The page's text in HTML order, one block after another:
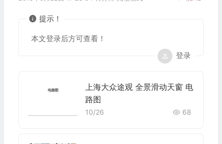
提示！
本文登录后方可查看！
登录
上海大众途观 全景滑动天窗 电
路图
10/26 68